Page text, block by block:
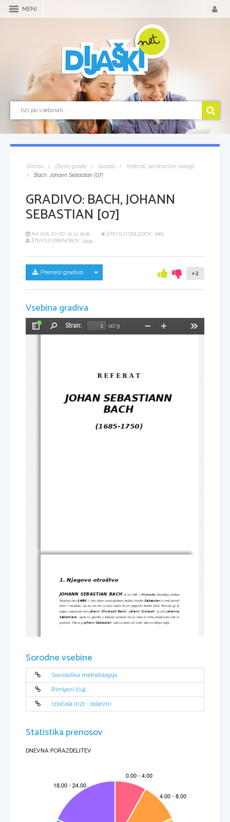
MENI
Domov Zbirka gradiv Glasba
Referati, seminarske naloge
Bach, Johann Sebastian [07]
GRADIVO:BACH, JOHANN
SEBASTIAN [07]
NA VOLJO OD: 21.12.2018
ŠTEVILO OGLEDOV: 1661
ŠTEVILO PRENOSOV: 3594
Prenesi gradivo Skrij/prikaži meni +2
Vsebina gradiva
Preklopi
Stran:
od 9
Pomanjšaj
R E F E R A T
JOHAN SEBASTIANN
BACH
(1685-1750)
1. Njegovo otroštvo
JOHANN SEBASTIAN BACH se je rodil v Eisenachu (današnja srednja
Nemčija) leta 1685 , v zelo dobro znani glasbeni družini.Vendar Sebastian ni imel preveč
sreče v mladosti, saj sta mu oče in mati umrla že pri njegovih desetih letih. Posvojil ga je
njegov najstarejši brat Johann Christoph Bach.. Johann Cristoph je učil Johanna
Sebastiana
igrati na glasbila s tipkami, pokazal mu je, kako je treba prepisovati note in
partiture. Takrat je Johann Sebastian tudi na lastne oči videl, kako se delajo orgle.
2. Šolanje
Ko je
imel 15 let je odšel od bratove hiše in postal zborovski pevec v
šoli sv. Mihaela v Lüneburgu. Bil je član Mettenchora  (jutranjega zbora). V tem zboru so bili
ponavadi dečki iz revnih družin. Imeli so zastonj šolanje, oskrbo, stanovanje in glede na svojo
Sorodne vsebine
Sociološka metodologija
Rimljani [04]
Izločala [02] - bolezni
Statistika prenosov
DNEVNA PORAZDELITEV